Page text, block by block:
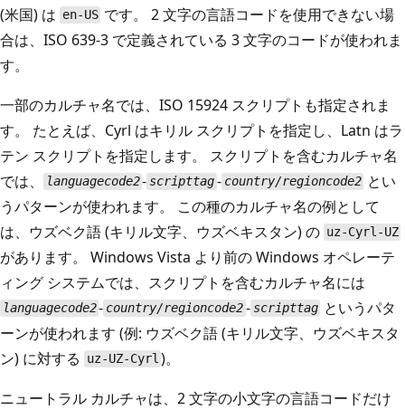
(米国) は en-US です。 2 文字の言語コードを使用できない場
合は、ISO 639-3 で定義されている 3 文字のコードが使われま
す。
一部のカルチャ名では、ISO 15924 スクリプトも指定されま
す。 たとえば、Cyrl はキリル スクリプトを指定し、Latn はラ
テン スクリプトを指定します。 スクリプトを含むカルチャ名
では、
languagecode2- scripttag- country/regioncode2 とい
うパターンが使われます。 この種のカルチャ名の例として
は、ウズベク語 (キリル文字、ウズベキスタン) の uz-Cyrl-UZ
があります。 Windows Vista より前の Windows オペレーテ
ィング システムでは、スクリプトを含むカルチャ名には
languagecode2- country/regioncode2- scripttag というパタ
ーンが使われます (例: ウズベク語 (キリル文字、ウズベキスタ
ン) に対する
uz-UZ-Cyrl )。
ニュートラル カルチャは、2 文字の小文字の言語コードだけ